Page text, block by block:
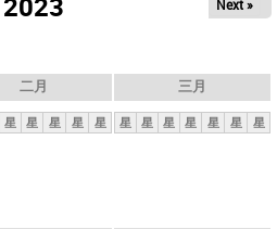
Next »
二月
星 星 星 星 星
三月
星 星 星 星 星 星 星